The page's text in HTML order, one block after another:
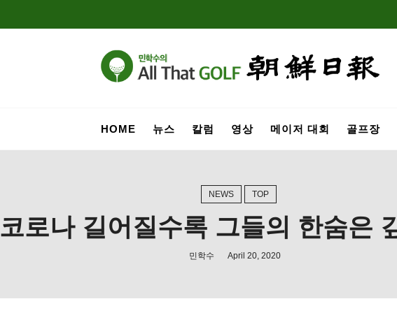
HOME 뉴스 칼럼 영상 메이저 대회 골프장
NEWS TOP
코로나 길어질수록 그들의 한숨은
민학수 April 20, 2020